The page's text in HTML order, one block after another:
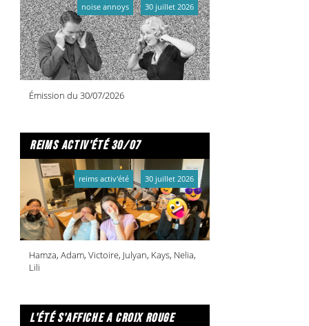
Émission du 30/07/2026
noise annoys 30 juillet 2026
reims activ'été 30/07
Hamza, Adam, Victoire, Julyan, Kays, Nelia,
Lili
reims activ'été 30 juillet 2026
l'été s'affiche a croix rouge